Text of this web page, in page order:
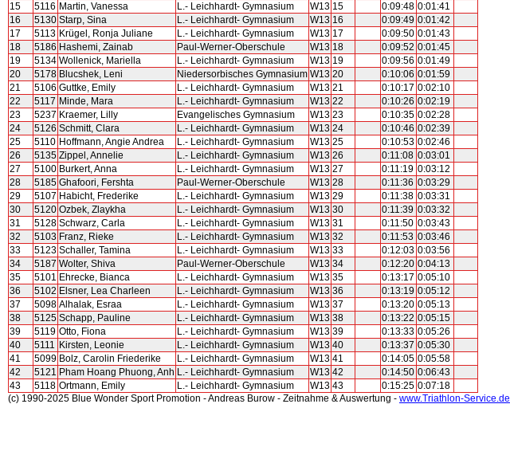
15
5116 Martin, Vanessa L.- Leichhardt- Gymnasium W13 15 0:09:48 0:01:41
16
5130 Starp, Sina L.- Leichhardt- Gymnasium W13 16 0:09:49 0:01:42
17
5113 Krügel, Ronja Juliane L.- Leichhardt- Gymnasium W13 17 0:09:50 0:01:43
18
5186 Hashemi, Zainab Paul-Werner-Oberschule W13 18 0:09:52 0:01:45
19
5134 Wollenick, Mariella L.- Leichhardt- Gymnasium W13 19 0:09:56 0:01:49
20
5178 Blucshek, Leni Niedersorbisches Gymnasium W13 20 0:10:06 0:01:59
21
5106 Guttke, Emily L.- Leichhardt- Gymnasium W13 21 0:10:17 0:02:10
22
5117 Minde, Mara L.- Leichhardt- Gymnasium W13 22 0:10:26 0:02:19
23
5237 Kraemer, Lilly Evangelisches Gymnasium W13 23 0:10:35 0:02:28
24
5126 Schmitt, Clara L.- Leichhardt- Gymnasium W13 24 0:10:46 0:02:39
25
5110 Hoffmann, Angie Andrea L.- Leichhardt- Gymnasium W13 25 0:10:53 0:02:46
26
5135 Zippel, Annelie L.- Leichhardt- Gymnasium W13 26 0:11:08 0:03:01
27
5100 Burkert, Anna L.- Leichhardt- Gymnasium W13 27 0:11:19 0:03:12
28
5185 Ghafoori, Fershta Paul-Werner-Oberschule W13 28 0:11:36 0:03:29
29
5107 Habicht, Frederike L.- Leichhardt- Gymnasium W13 29 0:11:38 0:03:31
30
5120 Ozbek, Zlaykha L.- Leichhardt- Gymnasium W13 30 0:11:39 0:03:32
31
5128 Schwarz, Carla L.- Leichhardt- Gymnasium W13 31 0:11:50 0:03:43
32
5103 Franz, Rieke L.- Leichhardt- Gymnasium W13 32 0:11:53 0:03:46
33
5123 Schaller, Tamina L.- Leichhardt- Gymnasium W13 33 0:12:03 0:03:56
34
5187 Wolter, Shiva Paul-Werner-Oberschule W13 34 0:12:20 0:04:13
35
5101 Ehrecke, Bianca L.- Leichhardt- Gymnasium W13 35 0:13:17 0:05:10
36
5102 Elsner, Lea Charleen L.- Leichhardt- Gymnasium W13 36 0:13:19 0:05:12
37
5098 Alhalak, Esraa L.- Leichhardt- Gymnasium W13 37 0:13:20 0:05:13
38
5125 Schapp, Pauline L.- Leichhardt- Gymnasium W13 38 0:13:22 0:05:15
39
5119 Otto, Fiona L.- Leichhardt- Gymnasium W13 39 0:13:33 0:05:26
40
5111 Kirsten, Leonie L.- Leichhardt- Gymnasium W13 40 0:13:37 0:05:30
41
5099 Bolz, Carolin Friederike L.- Leichhardt- Gymnasium W13 41 0:14:05 0:05:58
42
5121 Pham Hoang Phuong, Anh L.- Leichhardt- Gymnasium W13 42 0:14:50 0:06:43
43
5118 Ortmann, Emily L.- Leichhardt- Gymnasium W13 43 0:15:25 0:07:18
(c) 1990-2025 Blue Wonder Sport Promotion - Andreas Burow - Zeitnahme & Auswertung - www.Triathlon-Service.de